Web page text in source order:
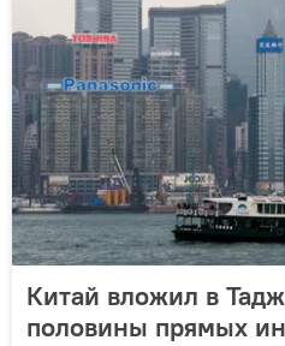
Китай вложил в
половины прямых